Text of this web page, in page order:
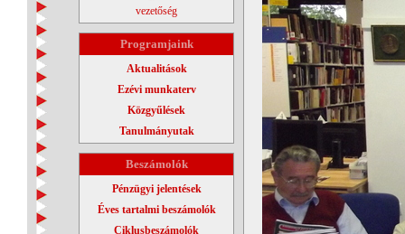
vezetőség
Programjaink
Aktualitások
Ezévi munkaterv
Közgyűlések
Tanulmányutak
Beszámolók
Pénzügyi jelentések
Éves tartalmi beszámolók
Ciklusbeszámolók